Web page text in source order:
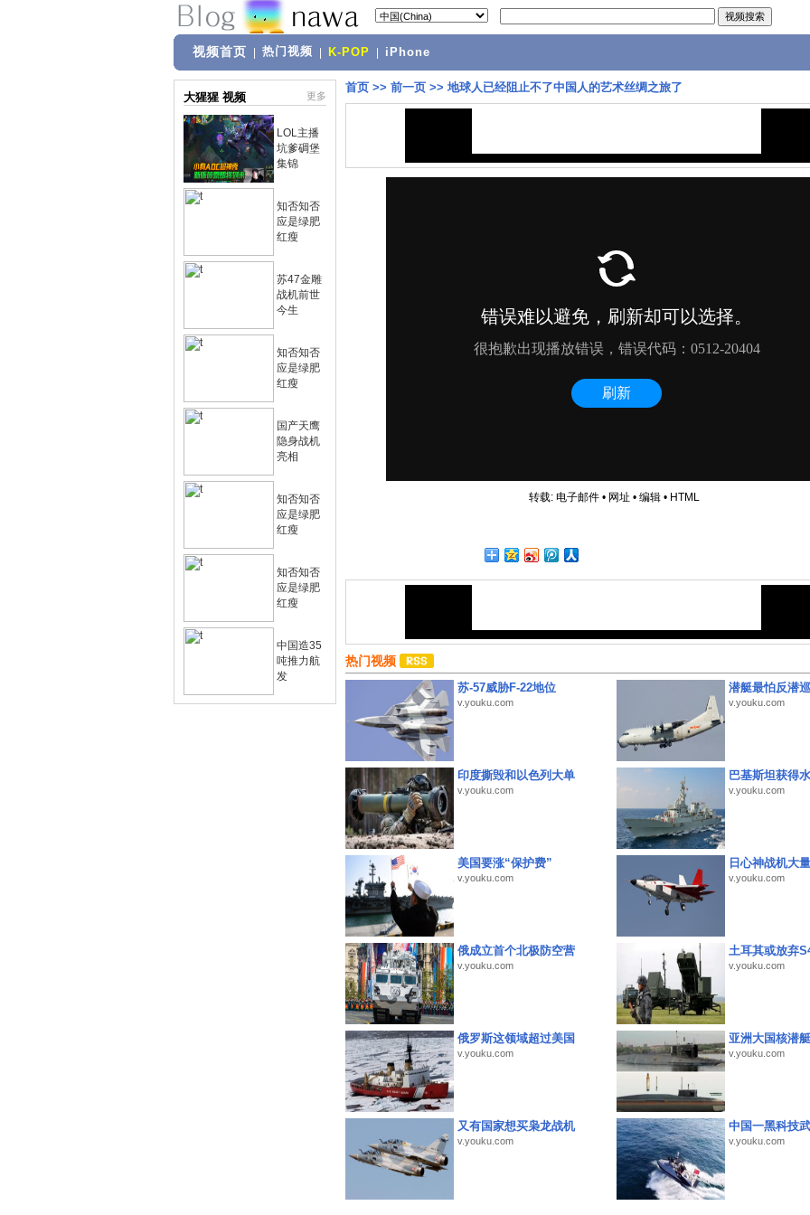
视频首页 热门视频 K-POP iPhone
大猩猩 视频 更多
LOL主播
坑爹碉堡
集锦
知否知否
应是绿肥
红瘦
苏47金雕
战机前世
今生
知否知否
应是绿肥
红瘦
国产天鹰
隐身战机
亮相
知否知否
应是绿肥
红瘦
知否知否
应是绿肥
红瘦
中国造35
吨推力航
发
首页 >> 前一页 >> 地球人已经阻止不了中国人的艺术丝绸之旅了
转载: 电子邮件• 网址 • 编辑• HTML
热门视频
苏-57威胁F-22地位
v.youku.com
潜艇最怕反潜
v.youku.com
印度撕毁和以色列大单
v.youku.com
巴基斯坦获得
v.youku.com
美国要涨“保护费”
v.youku.com
日心神战机大
v.youku.com
俄成立首个北极防空营
v.youku.com
土耳其或放弃
v.youku.com
俄罗斯这领域超过美国
v.youku.com
亚洲大国核潜
v.youku.com
又有国家想买枭龙战机
v.youku.com
中国一黑科技
v.youku.com